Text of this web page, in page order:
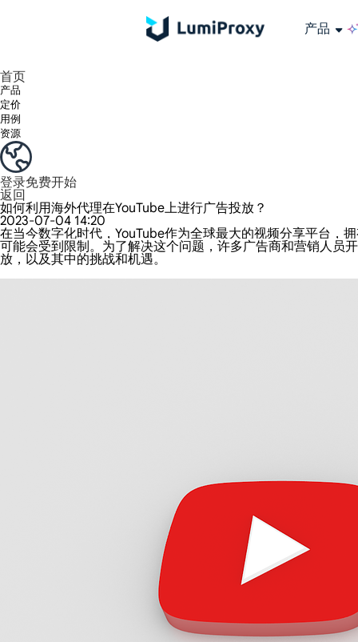
产品
首页
产品
定价
用例
资源
登录免费开始
返回
如何利用海外代理在YouTube上进行广告投放？
2023-07-04 14:20
在当今数字化时代，YouTube作为全球最大的视频分享平台，
可能会受到限制。为了解决这个问题，许多广告商和营销人员开
放，以及其中的挑战和机遇。